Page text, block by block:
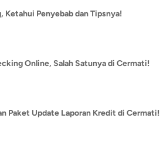
Ketahui Penyebab dan Tipsnya!
Online, Salah Satunya di Cermati!
Paket Update Laporan Kredit di Cermati!